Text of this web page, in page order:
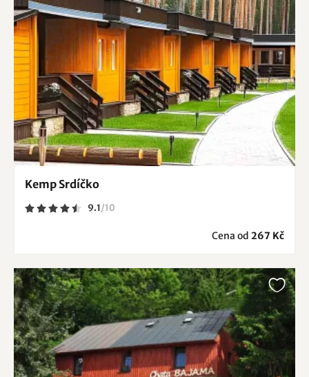
Kemp Srdíčko
9.1/10
Cena od 267 Kč